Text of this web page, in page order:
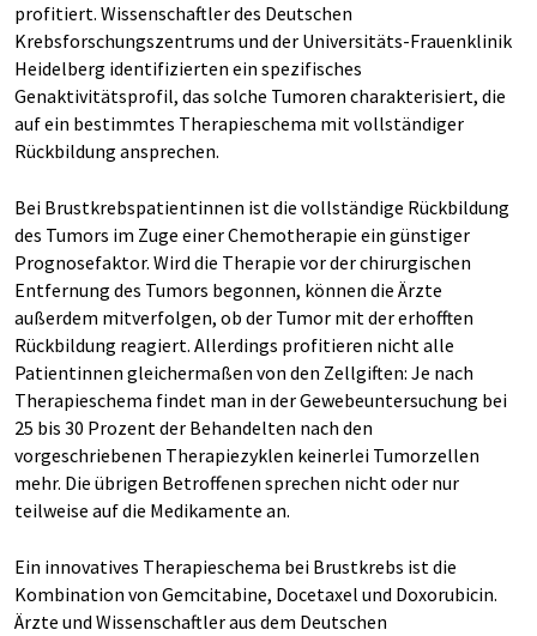
profitiert. Wissenschaftler des Deutschen
Krebsforschungszentrums und der Universitäts-Frauenklinik
Heidelberg identifizierten ein spezifisches
Genaktivitätsprofil, das solche Tumoren charakterisiert, die
auf ein bestimmtes Therapieschema mit vollständiger
Rückbildung ansprechen.
Bei Brustkrebspatientinnen ist die vollständige Rückbildung
des Tumors im Zuge einer Chemotherapie ein günstiger
Prognosefaktor. Wird die Therapie vor der chirurgischen
Entfernung des Tumors begonnen, können die Ärzte
außerdem mitverfolgen, ob der Tumor mit der erhofften
Rückbildung reagiert. Allerdings profitieren nicht alle
Patientinnen gleichermaßen von den Zellgiften: Je nach
Therapieschema findet man in der Gewebeuntersuchung bei
25 bis 30 Prozent der Behandelten nach den
vorgeschriebenen Therapiezyklen keinerlei Tumorzellen
mehr. Die übrigen Betroffenen sprechen nicht oder nur
teilweise auf die Medikamente an.
Ein innovatives Therapieschema bei Brustkrebs ist die
Kombination von Gemcitabine, Docetaxel und Doxorubicin.
Ärzte und Wissenschaftler aus dem Deutschen